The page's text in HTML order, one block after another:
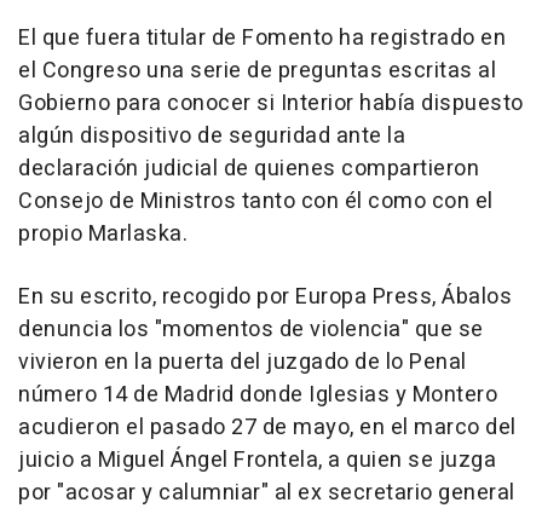
El que fuera titular de Fomento ha registrado en
el Congreso una serie de preguntas escritas al
Gobierno para conocer si Interior había dispuesto
algún dispositivo de seguridad ante la
declaración judicial de quienes compartieron
Consejo de Ministros tanto con él como con el
propio Marlaska.
En su escrito, recogido por Europa Press, Ábalos
denuncia los "momentos de violencia" que se
vivieron en la puerta del juzgado de lo Penal
número 14 de Madrid donde Iglesias y Montero
acudieron el pasado 27 de mayo, en el marco del
juicio a Miguel Ángel Frontela, a quien se juzga
por "acosar y calumniar" al ex secretario general